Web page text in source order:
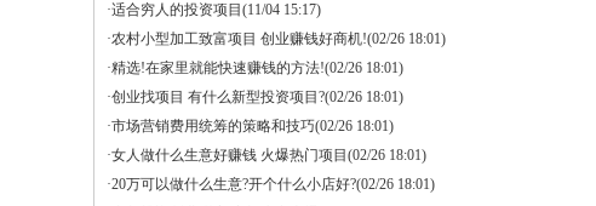
·适合穷人的投资项目 (11/04 15:17)
·农村小型加工致富项目 创业赚钱好商机!(02/26 18:01)
·精选!在家里就能快速赚钱的方法!(02/26 18:01)
·创业找项目 有什么新型投资项目?(02/26 18:01)
·市场营销费用统筹的策略和技巧(02/26 18:01)
·女人做什么生意好赚钱 火爆热门项目 (02/26 18:01)
·20万可以做什么生意?开个什么小店好?(02/26 18:01)